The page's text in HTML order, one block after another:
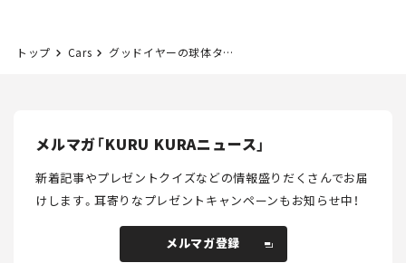
トップ Cars グッドイヤーの球体タイヤ「Eagle-360」、タイム誌・ベスト発明品2016に選定
メルマガ「KURU KURAニュース」
新着記事やプレゼントクイズなどの情報盛りだくさんでお届
けします。耳寄りなプレゼントキャンペーンもお知らせ中！
メルマガ登録